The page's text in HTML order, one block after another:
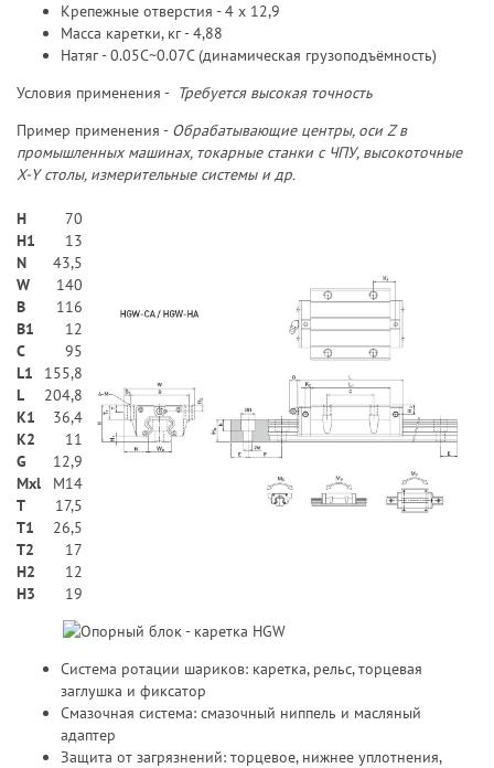
Крепежные отверстия - 4 х 12,9
Масса каретки, кг - 4,88
Натяг - 0.05C~0.07C (динамическая грузоподъёмность)
Условия применения - Требуется высокая точность
Пример применения - Обрабатывающие центры, оси Z в
промышленных машинах, токарные станки с ЧПУ, высокоточные
X-Y столы, измерительные системы и др.
H
70
H1
13
N
43,5
W
140
В
116
B1
12
C
95
L1
155,8
L
204,8
K1
36,4
K2
11
G
12,9
Mxl
M14
T
17,5
T1
26,5
T2
17
H2
12
Н3
19
Система ротации шариков: каретка, рельс, торцевая
заглушка и фиксатор
Смазочная система: смазочный ниппель и масляный
адаптер
Защита от загрязнений: торцевое, нижнее уплотнения,